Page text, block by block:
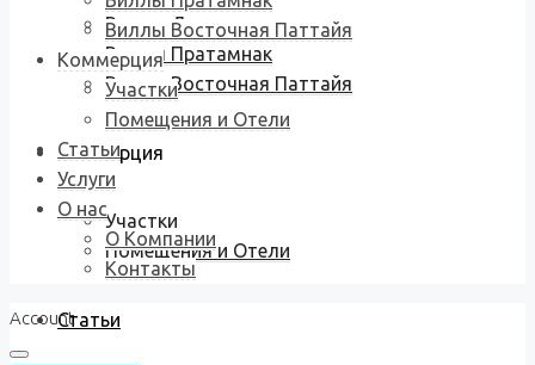
Виллы Джомтьен
Виллы Пратамнак
Виллы Восточная Паттайя
Коммерция
Участки
Помещения и Отели
Статьи
Виллы Восточная Паттайя
Коммерция
Участки
Помещения и Отели
Статьи
Услуги
О нас
О Компании
Контакты
Account